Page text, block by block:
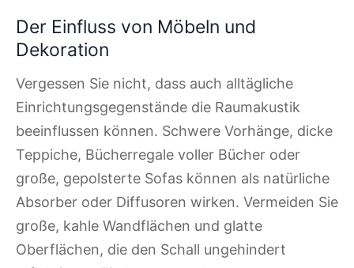
Der Einfluss von Möbeln und
Dekoration
Vergessen Sie nicht, dass auch alltägliche
Einrichtungsgegenstände die Raumakustik
beeinflussen können. Schwere Vorhänge, dicke
Teppiche, Bücherregale voller Bücher oder
große, gepolsterte Sofas können als natürliche
Absorber oder Diffusoren wirken. Vermeiden Sie
große, kahle Wandflächen und glatte
Oberflächen, die den Schall ungehindert